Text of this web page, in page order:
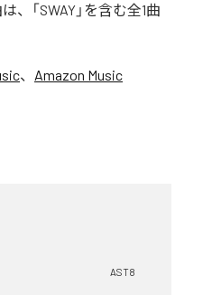
、「SWAY」を含む全1曲
、 Amazon Music
AST8